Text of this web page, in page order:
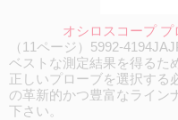
オシロスコープ
（11ページ）5992-
ベストな測定結果を得るた
正しいプローブを選択する
の革新的かつ豊富なライン
下さい。